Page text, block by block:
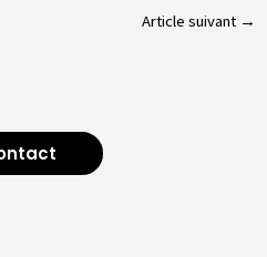
Article suivant →